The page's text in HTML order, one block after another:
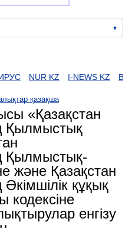
NUR KZ I-NEWS KZ
қазақша
«Қазақстан
Қылмыстық
Қылмыстық-
және Қазақстан
құқық
кодексіне
енгізу